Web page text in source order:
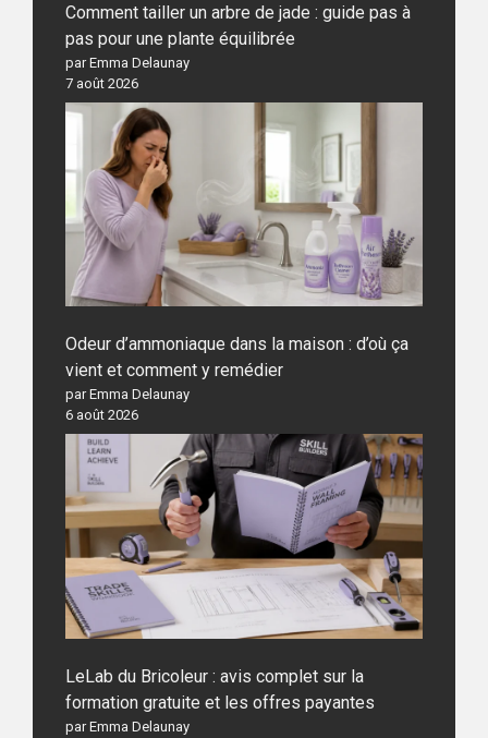
Comment tailler un arbre de jade : guide pas à
pas pour une plante équilibrée
par Emma Delaunay
7 août 2026
Odeur d’ammoniaque dans la maison : d’où ça
vient et comment y remédier
par Emma Delaunay
6 août 2026
LeLab du Bricoleur : avis complet sur la
formation gratuite et les offres payantes
par Emma Delaunay